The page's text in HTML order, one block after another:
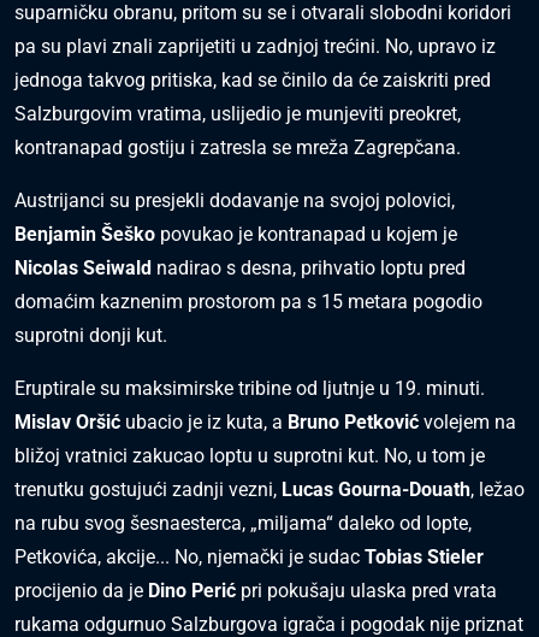
suparničku obranu, pritom su se i otvarali slobodni koridori
pa su plavi znali zaprijetiti u zadnjoj trećini. No, upravo iz
jednoga takvog pritiska, kad se činilo da će zaiskriti pred
Salzburgovim vratima, uslijedio je munjeviti preokret,
kontranapad gostiju i zatresla se mreža Zagrepčana.
Austrijanci su presjekli dodavanje na svojoj polovici,
Benjamin Šeško povukao je kontranapad u kojem je
Nicolas Seiwald nadirao s desna, prihvatio loptu pred
domaćim kaznenim prostorom pa s 15 metara pogodio
suprotni donji kut.
Eruptirale su maksimirske tribine od ljutnje u 19. minuti.
Mislav Oršić ubacio je iz kuta, a Bruno Petković volejem na
bližoj vratnici zakucao loptu u suprotni kut. No, u tom je
trenutku gostujući zadnji vezni, Lucas Gourna-Douath, ležao
na rubu svog šesnaesterca, „miljama“ daleko od lopte,
Petkovića, akcije... No, njemački je sudac Tobias Stieler
procijenio da je Dino Perić pri pokušaju ulaska pred vrata
rukama odgurnuo Salzburgova igrača i pogodak nije priznat